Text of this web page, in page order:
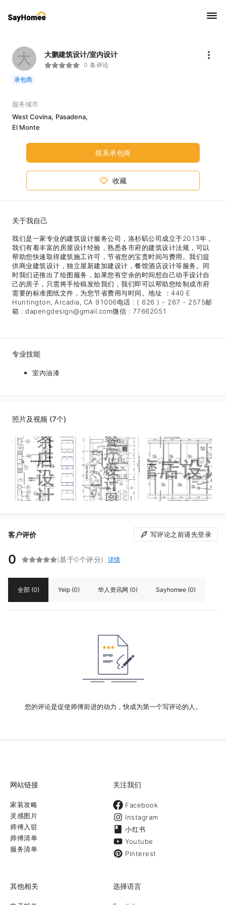
大 大鹏建筑设计/室内设计
0 条评论
承包商
服务城市
West Covina, Pasadena,
El Monte
联系承包商
收藏
关于我自己
我们是一家专业的建筑设计服务公司，洛杉矶公司成立于2013年，
我们有着丰富的房屋设计经验，熟悉各市府的建筑设计法规，可以
帮助您快速取得建筑施工许可，节省您的宝贵时间与费用。我们提
供商业建筑设计，独立屋新建加建设计，餐馆酒店设计等服务。同
时我们还推出了绘图服务，如果您有空余的时间想自己动手设计自
己的房子，只需将手绘稿发给我们，我们即可以帮助您绘制成市府
需要的标准图纸文件，为您节省费用与时间。地址 ：440 E
Huntington, Arcadia, CA 91006电话 : ( 626 ) - 267 - 2575邮
箱 : dapengdesign@gmail.com微信 : 77662051
专业技能
室內油漆
照片及视频 (7个)
客户评价 写评论之前请先登录
0 (基于0个评分) 详情
全部 (0) Yelp (0) 华人资讯网 (0) Sayhomee (0)
您的评论是促使师傅前进的动力，快成为第一个写评论的人。
网站链接
家装攻略
灵感图片
师傅入驻
师傅清单
服务清单
关注我们
Facebook
Instagram
小红书
Youtube
Pinterest
其他相关 选择语言